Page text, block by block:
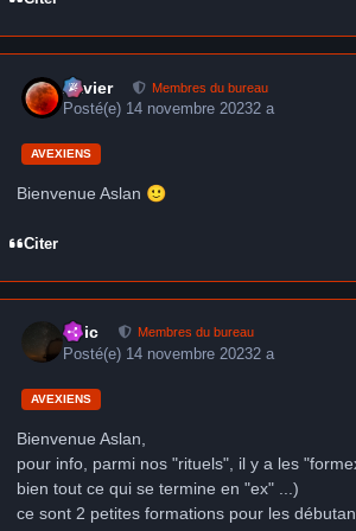
Xavier Membres du bureau
Posté(e) 14 novembre 20232 a
AVEXIENS
Bienvenue Aslan 🙂
Citer
Loic Membres du bureau
Posté(e) 14 novembre 20232 a
AVEXIENS
Bienvenue Aslan,
pour info, parmi nos "rituels", il y a les
bien tout ce qui se termine en "ex" ...)
ce sont 2 petites formations pour les